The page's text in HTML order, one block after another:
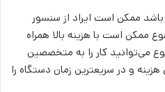
ممکن است ایراد از سنسور
ممکن است با هزینه بالا همراه
می­‌توانید کار را به متخصصین
هزینه و در سریع­ترین زمان دستگاه را